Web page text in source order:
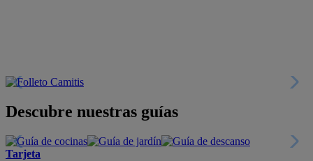
Descubre nuestras guías
Tarjeta